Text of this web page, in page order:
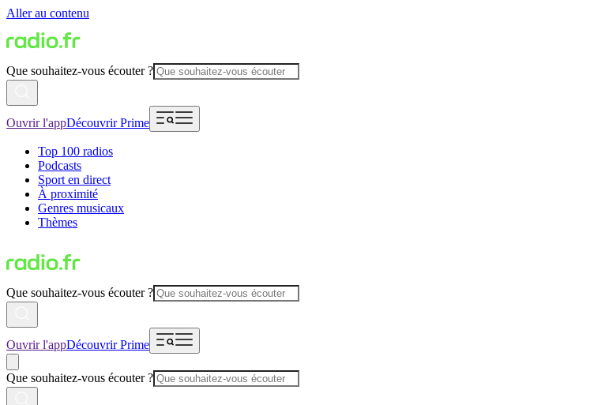
Aller au contenu
Que souhaitez-vous écouter ?
Ouvrir l'appDécouvrir Prime
Top 100 radios
Podcasts
Sport en direct
À proximité
Genres musicaux
Thèmes
Que souhaitez-vous écouter ?
Ouvrir l'appDécouvrir Prime
Que souhaitez-vous écouter ?